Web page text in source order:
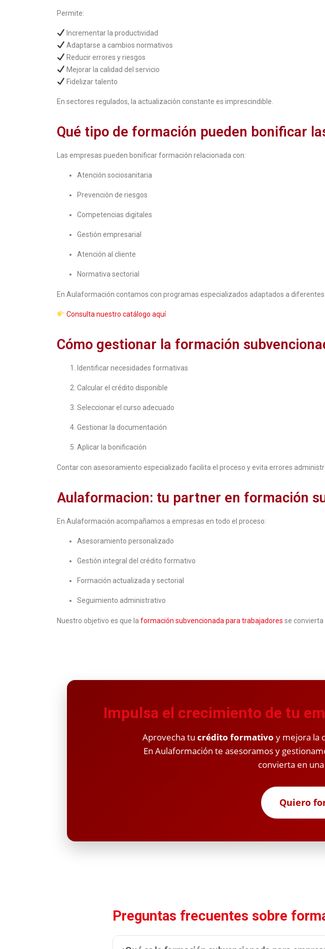
Permite:
Incrementar la productividad
Adaptarse a cambios normativos
Reducir errores y riesgos
Mejorar la calidad del servicio
Fidelizar talento
En sectores regulados, la actualización constante es imprescindible.
Qué tipo de formación pueden bonificar
Las empresas pueden bonificar formación relacionada con:
Atención sociosanitaria
Prevención de riesgos
Competencias digitales
Gestión empresarial
Atención al cliente
Normativa sectorial
En Aulaformación contamos con programas especializados adaptados a
Consulta nuestro catálogo aquí
Cómo gestionar la formación
Identificar necesidades formativas
Calcular el crédito disponible
Seleccionar el curso adecuado
Gestionar la documentación
Aplicar la bonificación
Contar con asesoramiento especializado facilita el proceso y evita errores
Aulaformacion: tu partner en formación
En Aulaformación acompañamos a empresas en todo el proceso:
Asesoramiento personalizado
Gestión integral del crédito formativo
Formación actualizada y sectorial
Seguimiento administrativo
Nuestro objetivo es que la formación subvencionada para trabajadores se convierta
Impulsa el crecimiento de tu
Aprovecha tu crédito formativo y mejora la
En Aulaformación te asesoramos y
convierta en
Quiero
Preguntas frecuentes sobre